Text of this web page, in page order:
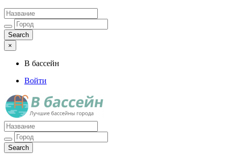
×
В бассейн
Войти
Лучшие бассейны города